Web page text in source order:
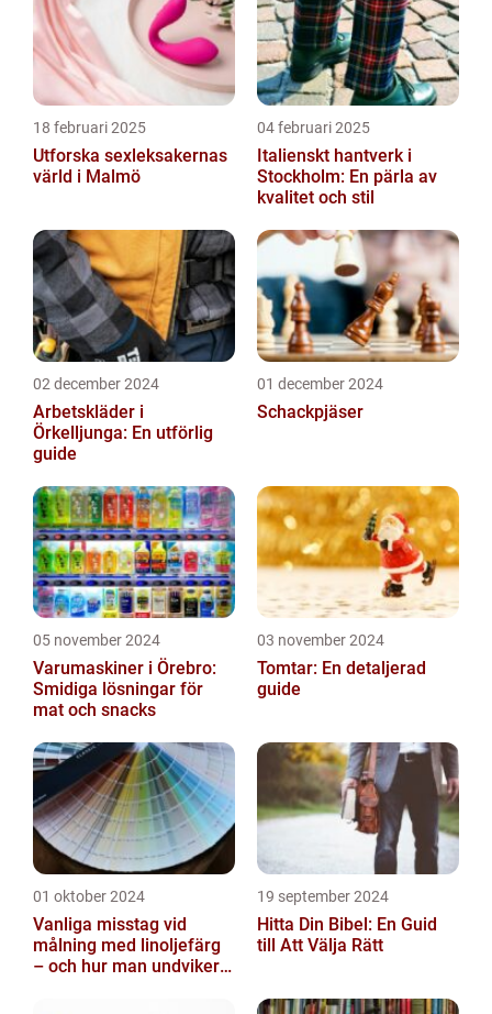
18 februari 2025
Utforska sexleksakernas
värld i Malmö
04 februari 2025
Italienskt hantverk i
Stockholm: En pärla av
kvalitet och stil
02 december 2024
Arbetskläder i
Örkelljunga: En utförlig
guide
01 december 2024
Schackpjäser
05 november 2024
Varumaskiner i Örebro:
Smidiga lösningar för
mat och snacks
03 november 2024
Tomtar: En detaljerad
guide
01 oktober 2024
Vanliga misstag vid
målning med linoljefärg
– och hur man undviker
19 september 2024
Hitta Din Bibel: En Guid
till Att Välja Rätt